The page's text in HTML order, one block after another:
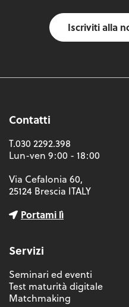
Iscriviti alla
Contatti
T.030 2292.398
Lun-ven 9:00 - 18:00
Via Cefalonia 60,
25124 Brescia ITALY
Portami lì
Servizi
Seminari ed eventi
Test maturità digitale
Matchmaking